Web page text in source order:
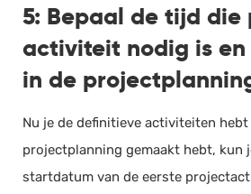
5: Bepaal de tijd die
activiteit nodig is
in de
Nu je de definitieve activiteiten
projectplanning gemaakt hebt, kun
startdatum van de eerste